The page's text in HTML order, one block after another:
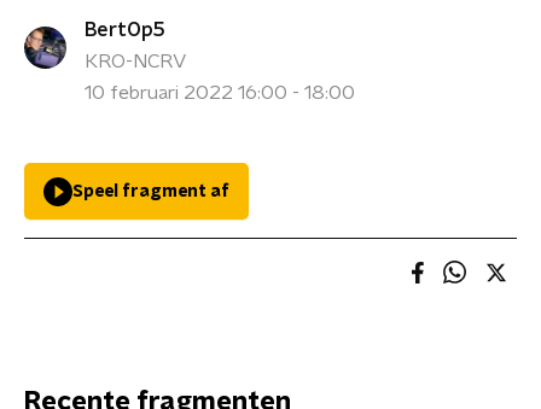
BertOp5
KRO-NCRV
10 februari 2022 16:00 - 18:00
Speel fragment af
Recente fragmenten